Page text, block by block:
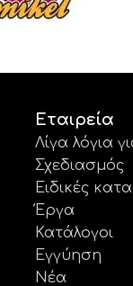
Εταιρεία
Λίγα λόγια
Σχεδιασμός
Ειδικές
Έργα
Κατάλογοι
Εγγύηση
Νέα